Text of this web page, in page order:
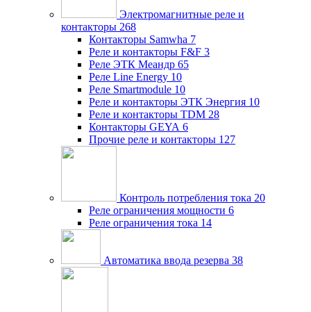
Электромагнитные реле и
контакторы 268
Контакторы Samwha 7
Реле и контакторы F&F 3
Реле ЭТК Меандр 65
Реле Line Energy 10
Реле Smartmodule 10
Реле и контакторы ЭТК Энергия 10
Реле и контакторы TDM 28
Контакторы GEYA 6
Прочие реле и контакторы 127
Контроль потребления тока 20
Реле ограничения мощности 6
Реле ограничения тока 14
Автоматика ввода резерва 38